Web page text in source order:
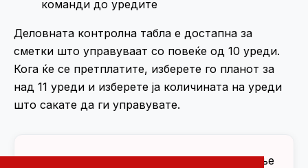
команди до уредите
Деловната контролна табла е достапна за
сметки што управуваат со повеќе од 10 уреди.
Кога ќе се претплатите, изберете го планот за
над 11 уреди и изберете ја количината на уреди
што сакате да ги управувате.
Барате целосно решение за управување